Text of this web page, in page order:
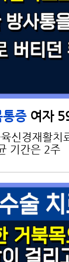
증 여자
신경재활치
기간은 2주